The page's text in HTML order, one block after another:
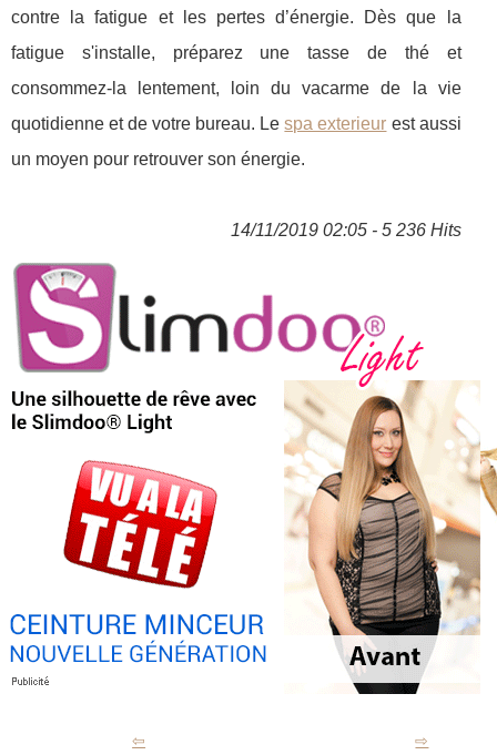
contre la fatigue et les pertes d’énergie. Dès que la
fatigue s'installe, préparez une tasse de thé et
consommez-la lentement, loin du vacarme de la vie
quotidienne et de votre bureau. Lespa exterieur est aussi
un moyen pour retrouver son énergie.
14/11/2019 02:05 - 5 236 Hits